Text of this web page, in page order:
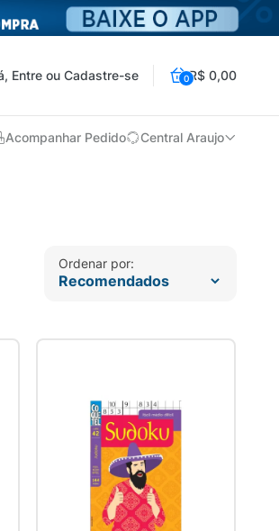
Entre ou Cadastre-se 0R$ 0,00
Acompanhar Pedido Central Araujo
Ordenar por: